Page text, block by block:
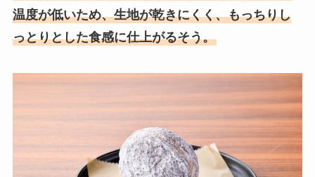
温度が低いため、生地が乾きにくく、もっちりし
っとりとした食感に仕上がるそう。